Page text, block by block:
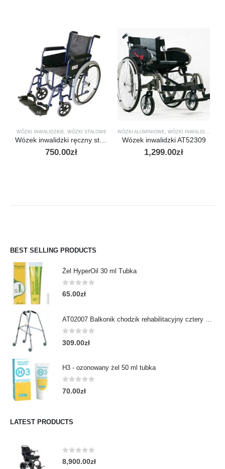
WÓZKI INWALIDZKIE, WÓZKI STALOWE
Wózek inwalidzki ręczny stalowy New Classic (wheelchair)
750.00zł
WÓZKI ALUMINIOWE, WÓZKI INWALIDZKIE
Wózek inwalidzki AT52309
1,299.00zł
BEST SELLING PRODUCTS
Żel HyperOil 30 ml Tubka
0out of 5
65.00zł
0 out of 5
309.00zł
H3 - ozonowany żel 50 ml tubka
0out of 5
70.00zł
LATEST PRODUCTS
0 out of 5
8,900.00zł